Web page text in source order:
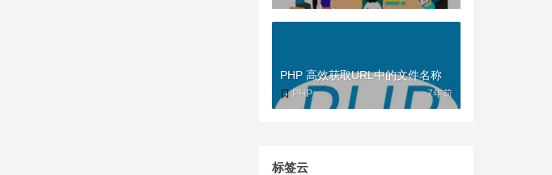
PHP 高效获取URL中的文件名称
PHP 7年前
标签云